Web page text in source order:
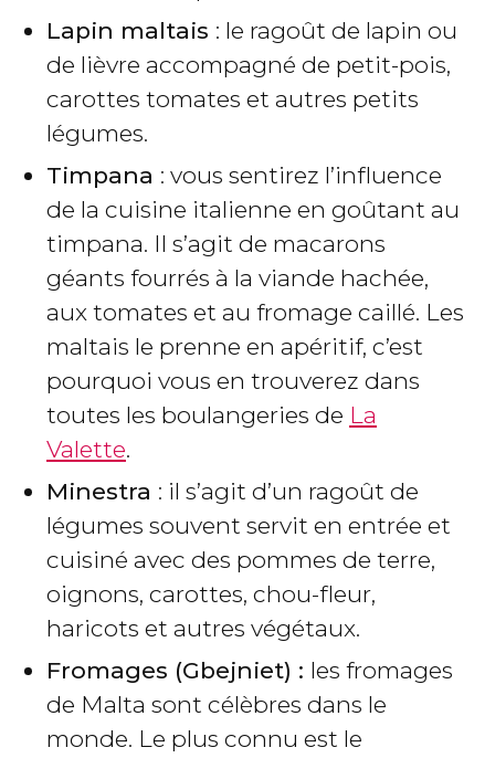
Lapin maltais : le ragoût de lapin ou
de lièvre accompagné de petit-pois,
carottes tomates et autres petits
légumes.
Timpana : vous sentirez l’influence
de la cuisine italienne en goûtant au
timpana. Il s’agit de macarons
géants fourrés à la viande hachée,
aux tomates et au fromage caillé. Les
maltais le prenne en apéritif, c’est
pourquoi vous en trouverez dans
toutes les boulangeries de La
Valette.
Minestra : il s’agit d’un ragoût de
légumes souvent servit en entrée et
cuisiné avec des pommes de terre,
oignons, carottes, chou-fleur,
haricots et autres végétaux.
Fromages (Gbejniet) : les fromages
de Malta sont célèbres dans le
monde. Le plus connu est le